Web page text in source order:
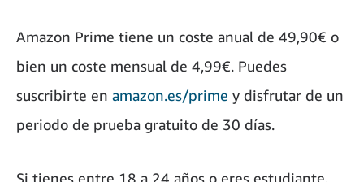
Amazon Prime tiene un coste anual de 49,90€ o
bien un coste mensual de 4,99€. Puedes
suscribirte en amazon.es/prime y disfrutar de un
periodo de prueba gratuito de 30 días.
Si tienes entre 18 a 24 años o eres estudiante,